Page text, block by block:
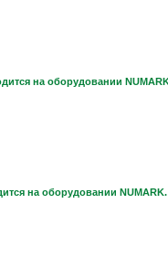
на оборудовании
на оборудовании NUMARK.